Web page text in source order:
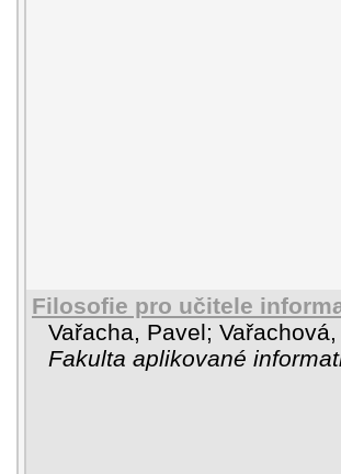
Filosofie pro učitele
Vařacha, Pavel;
Fakulta aplikované